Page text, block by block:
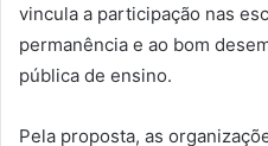
vincula a participação nas
permanência e ao bom
pública de ensino.
Pela proposta, as